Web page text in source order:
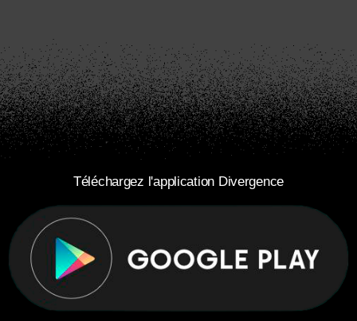
Téléchargez l'application Divergence